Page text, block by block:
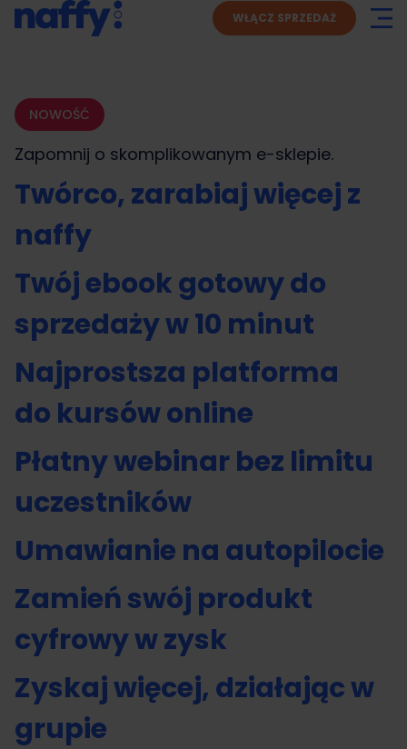
WŁĄCZ SPRZEDAŻ
NOWOŚĆ
Zapomnij o skomplikowanym e-sklepie.
Twórco, zarabiaj więcej z
naffy
Twój ebook gotowy do
sprzedaży w 10 minut
Najprostsza platforma
do kursów online
Płatny webinar bez limitu
uczestników
Umawianie na autopilocie
Zamień swój produkt
cyfrowy w zysk
Zyskaj więcej, działając w
grupie